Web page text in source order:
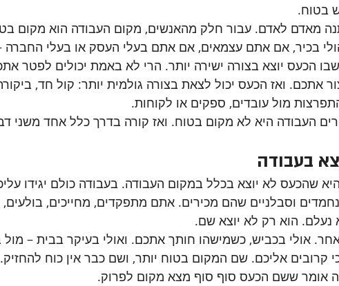
בטוח.
מאדם לאדם. עבור חלק מהאנשים, מקום העבודה הוא מקום
בכיר, אם אתם עצמאים, אם אתם בעלי העסק או בעלי החברה –
הכעס יוצא בצורה ישירה יותר. הרי לא באמת יכולים לפטר
אתכם. ואז הכעס יכול לצאת בצורה גולמית יותר: קול חד,
מול עובדים, ספקים או לקוחות.
העבודה היא לא מקום בטוח. ואז קורה בדרך כלל אחד משני
בעבודה
שהכעס לא יוצא בכלל במקום העבודה. בעבודה כולם יגידו
וסבלניים שהם מכירים. אתם מתפקדים, מחייכים,
הוא רק לא יוצא שם.
אולי בכביש, כשמישהו חותך אתכם. ואולי בעיקר בבית – מול
קרובים אליכם. שם המקום בטוח יותר, ושם כבר אין כוח
אומר ששם הכעס סוף סוף מצא מקום לפרוק.